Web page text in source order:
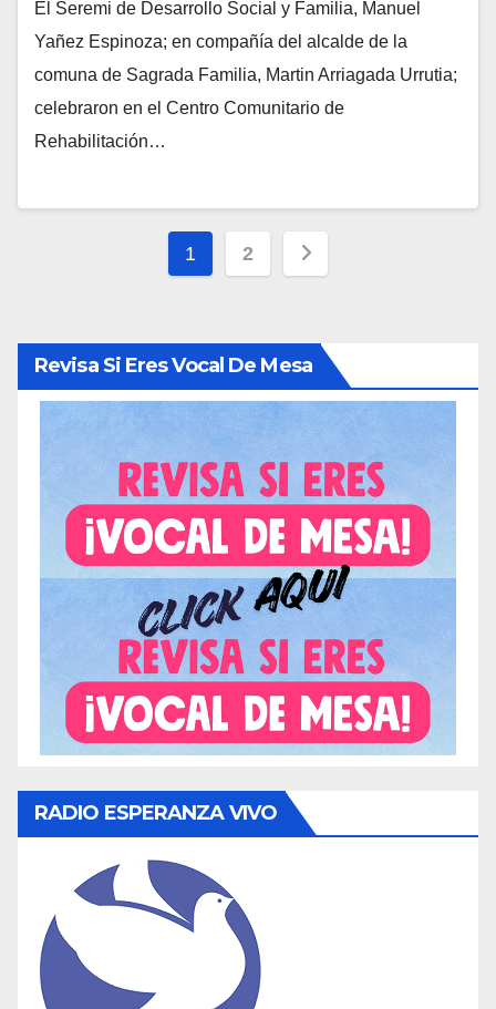
El Seremi de Desarrollo Social y Familia, Manuel
Yañez Espinoza; en compañía del alcalde de la
comuna de Sagrada Familia, Martin Arriagada Urrutia;
celebraron en el Centro Comunitario de
Rehabilitación…
Paginación
entradas
1 2
Revisa Si Eres Vocal De Mesa
RADIO ESPERANZA VIVO